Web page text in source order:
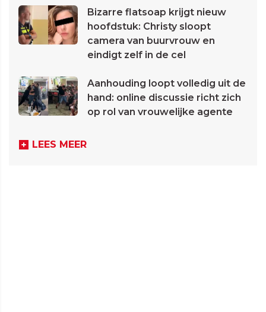
Bizarre flatsoap krijgt nieuw
hoofdstuk: Christy sloopt
camera van buurvrouw en
eindigt zelf in de cel
Aanhouding loopt volledig uit de
hand: online discussie richt zich
op rol van vrouwelijke agente
LEES MEER